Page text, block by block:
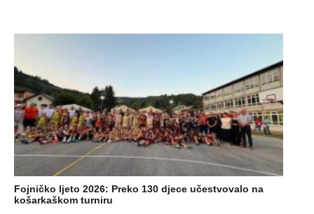
Fojničko ljeto 2026: Preko 130 djece učestvovalo na
košarkaškom turniru